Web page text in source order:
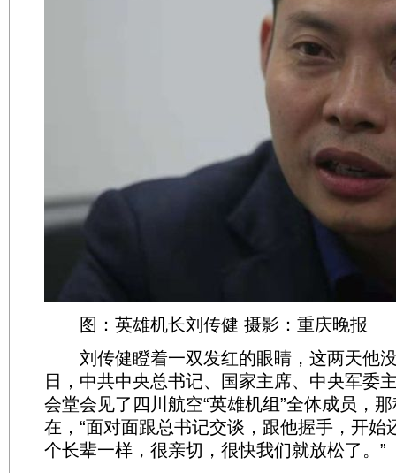
图：英雄机长刘传健 摄影：重庆晚报
刘传健瞪着一双发红的眼睛，这两天他
日，中共中央总书记、国家主席、中央军委
会堂会见了四川航空“英雄机组”全体成员，
在，“面对面跟总书记交谈，跟他握手，开始
个长辈一样，很亲切，很快我们就放松了。”